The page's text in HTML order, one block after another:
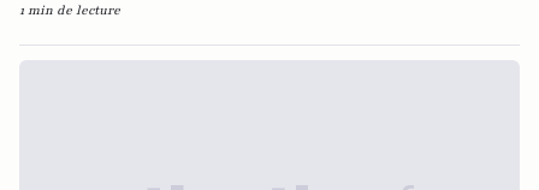
1 min de lecture